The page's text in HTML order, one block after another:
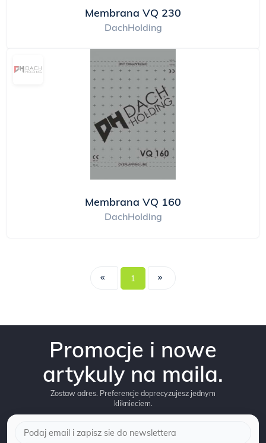
Membrana VQ 230
DachHolding
Membrana VQ 160
DachHolding
1
Promocje i nowe
artykuly na maila.
Zostaw adres. Preferencje doprecyzujesz jednym
kliknieciem.